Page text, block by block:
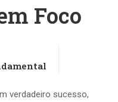
Foco
verdadeiro sucesso,